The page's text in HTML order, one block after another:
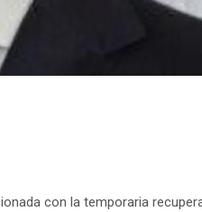
con la temporaria